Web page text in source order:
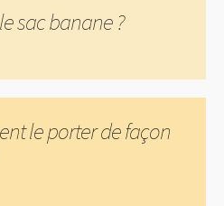
le sac banane ?
le porter de façon